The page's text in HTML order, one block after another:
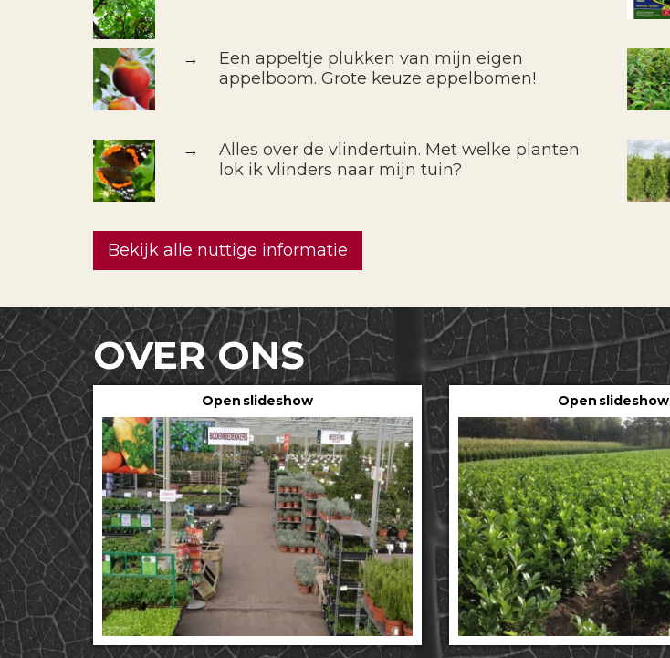
→
Een appeltje plukken van mijn eigen
appelboom. Grote keuze appelbomen!
→
Alles over de vlindertuin. Met welke planten
lok ik vlinders naar mijn tuin?
Bekijk alle nuttige informatie
OVER ONS
Open slideshow Open slideshow